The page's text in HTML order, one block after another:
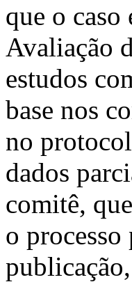
que o
Avaliação
estudos
base nos
no
dados
comitê,
o processo